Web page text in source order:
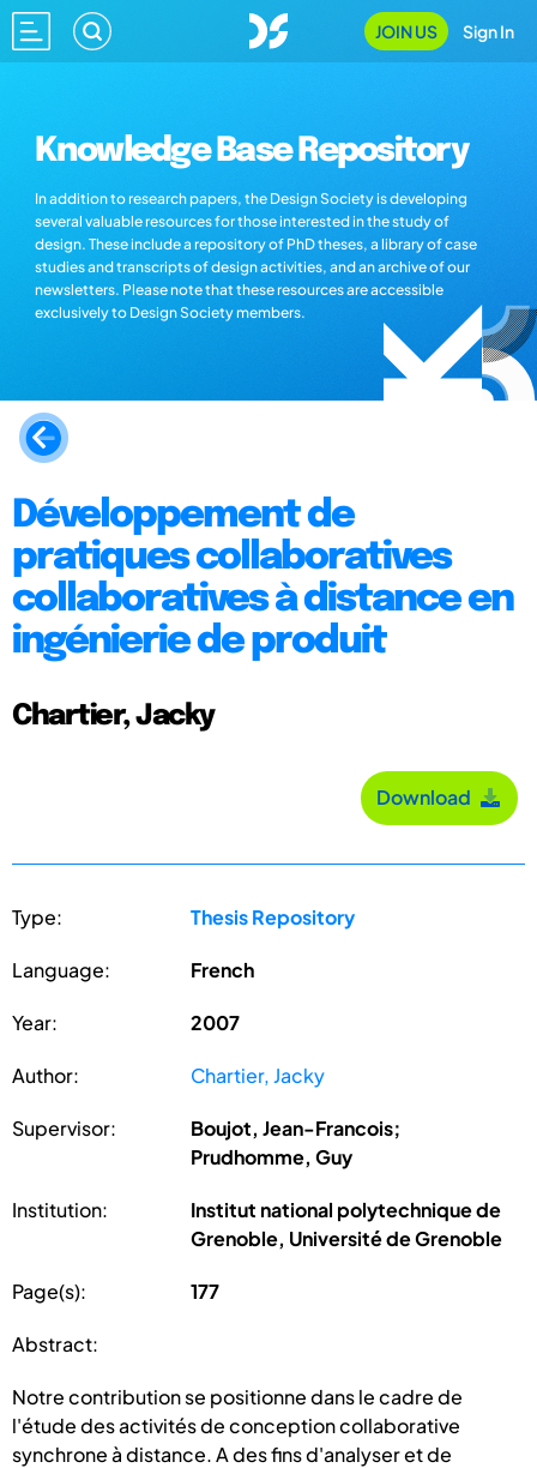
JOIN US Sign In
Knowledge Base Repository
In addition to research papers, the Design Society is developing
several valuable resources for those interested in the study of
design. These include a repository of PhD theses, a library of case
studies and transcripts of design activities, and an archive of our
newsletters. Please note that these resources are accessible
exclusively to Design Society members.
Développement de
pratiques collaboratives
collaboratives à distance en
ingénierie de produit
Chartier, Jacky
Download
Type: Thesis Repository
Language: French
Year: 2007
Author: Chartier, Jacky
Supervisor:
Boujot, Jean-Francois;
Prudhomme, Guy
Institution:
Institut national polytechnique de
Grenoble, Université de Grenoble
Page(s): 177
Abstract:
Notre contribution se positionne dans le cadre de
l'étude des activités de conception collaborative
synchrone à distance. A des fins d'analyser et de